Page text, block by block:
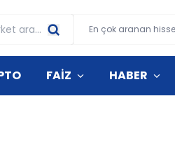
En çok aranan
FAİZ HABER